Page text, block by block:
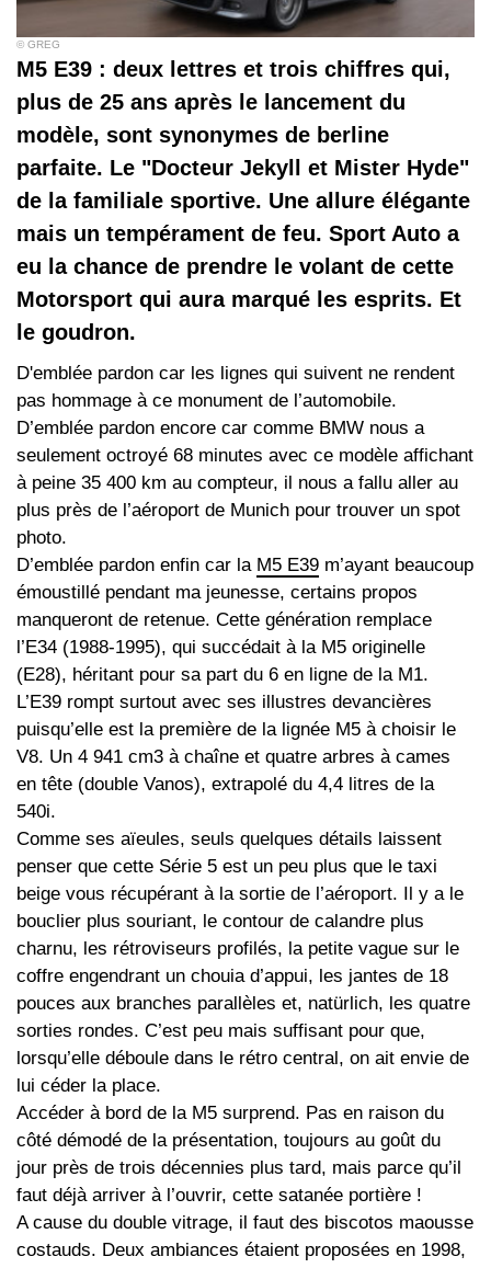
© GREG
M5 E39 : deux lettres et trois chiffres qui,
plus de 25 ans après le lancement du
modèle, sont synonymes de berline
parfaite. Le "Docteur Jekyll et Mister Hyde"
de la familiale sportive. Une allure élégante
mais un tempérament de feu. Sport Auto a
eu la chance de prendre le volant de cette
Motorsport qui aura marqué les esprits. Et
le goudron.
D'emblée pardon car les lignes qui suivent ne rendent
pas hommage à ce monument de l’automobile.
D’emblée pardon encore car comme BMW nous a
seulement octroyé 68 minutes avec ce modèle affichant
à peine 35 400 km au compteur, il nous a fallu aller au
plus près de l’aéroport de Munich pour trouver un spot
photo.
D’emblée pardon enfin car la M5 E39 m’ayant beaucoup
émoustillé pendant ma jeunesse, certains propos
manqueront de retenue. Cette génération remplace
l’E34 (1988‑1995), qui succédait à la M5 originelle
(E28), héritant pour sa part du 6 en ligne de la M1.
L’E39 rompt surtout avec ses illustres devancières
puisqu’elle est la première de la lignée M5 à choisir le
V8. Un 4 941 cm3 à chaîne et quatre arbres à cames
en tête (double Vanos), extrapolé du 4,4 litres de la
540i.
Comme ses aïeules, seuls quelques détails laissent
penser que cette Série 5 est un peu plus que le taxi
beige vous récupérant à la sortie de l’aéroport. Il y a le
bouclier plus souriant, le contour de calandre plus
charnu, les rétroviseurs profilés, la petite vague sur le
coffre engendrant un chouia d’appui, les jantes de 18
pouces aux branches parallèles et, natürlich, les quatre
sorties rondes. C’est peu mais suffisant pour que,
lorsqu’elle déboule dans le rétro central, on ait envie de
lui céder la place.
Accéder à bord de la M5 surprend. Pas en raison du
côté démodé de la présentation, toujours au goût du
jour près de trois décennies plus tard, mais parce qu’il
faut déjà arriver à l’ouvrir, cette satanée portière !
A cause du double vitrage, il faut des biscotos maousse
costauds. Deux ambiances étaient proposées en 1998,